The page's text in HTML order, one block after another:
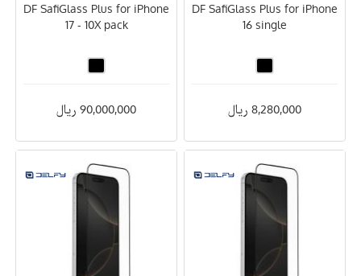
DF SafiGlass Plus for iPhone
16 single
8,280,000 ریال
DF SafiGlass Plus for iPhone
17 - 10X pack
90,000,000 ریال